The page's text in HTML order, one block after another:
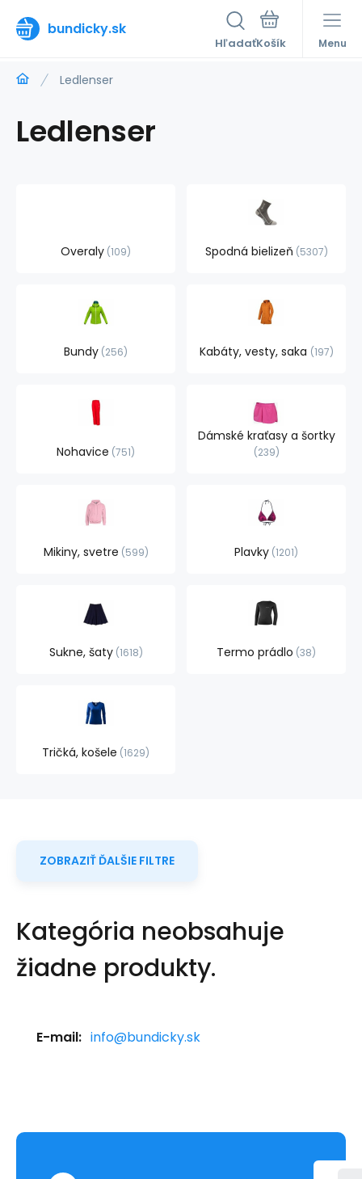
bundicky.sk
Hľadať Menu
Ledlenser
Ledlenser
Overaly 109 Spodná bielizeň 5307
Bundy 256 Kabáty, vesty, saka 197
Nohavice 751
Dámské kraťasy a šortky
239
Mikiny, svetre 599 Plavky 1201
Sukne, šaty 1618 Termo prádlo 38
Tričká, košele 1629
ZOBRAZIŤ ĎALŠIE FILTRE
Kategória neobsahuje
žiadne produkty.
E-mail: info@bundicky.sk